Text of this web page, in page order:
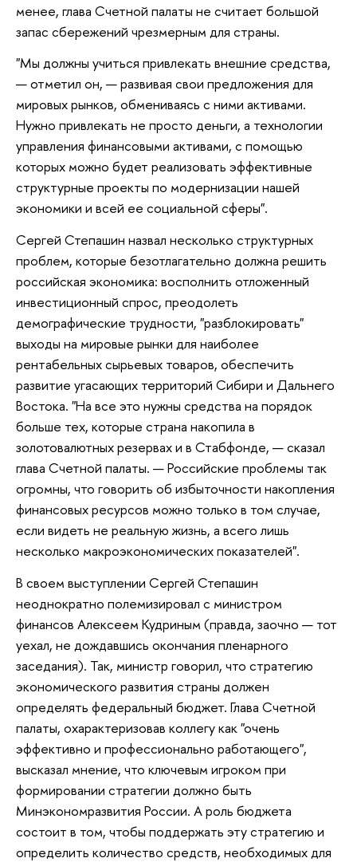
менее, глава Счетной палаты не считает большой
запас сбережений чрезмерным для страны.
"Мы должны учиться привлекать внешние средства,
— отметил он, — развивая свои предложения для
мировых рынков, обмениваясь с ними активами.
Нужно привлекать не просто деньги, а технологии
управления финансовыми активами, с помощью
которых можно будет реализовать эффективные
структурные проекты по модернизации нашей
экономики и всей ее социальной сферы".
Сергей Степашин назвал несколько структурных
проблем, которые безотлагательно должна решить
российская экономика: восполнить отложенный
инвестиционный спрос, преодолеть
демографические трудности, "разблокировать"
выходы на мировые рынки для наиболее
рентабельных сырьевых товаров, обеспечить
развитие угасающих территорий Сибири и Дальнего
Востока. "На все это нужны средства на порядок
больше тех, которые страна накопила в
золотовалютных резервах и в Стабфонде, — сказал
глава Счетной палаты. — Российские проблемы так
огромны, что говорить об избыточности накопления
финансовых ресурсов можно только в том случае,
если видеть не реальную жизнь, а всего лишь
несколько макроэкономических показателей".
В своем выступлении Сергей Степашин
неоднократно полемизировал с министром
финансов Алексеем Кудриным (правда, заочно — тот
уехал, не дождавшись окончания пленарного
заседания). Так, министр говорил, что стратегию
экономического развития страны должен
определять федеральный бюджет. Глава Счетной
палаты, охарактеризовав коллегу как "очень
эффективно и профессионально работающего",
высказал мнение, что ключевым игроком при
формировании стратегии должно быть
Минэкономразвития России. А роль бюджета
состоит в том, чтобы поддержать эту стратегию и
определить количество средств, необходимых для